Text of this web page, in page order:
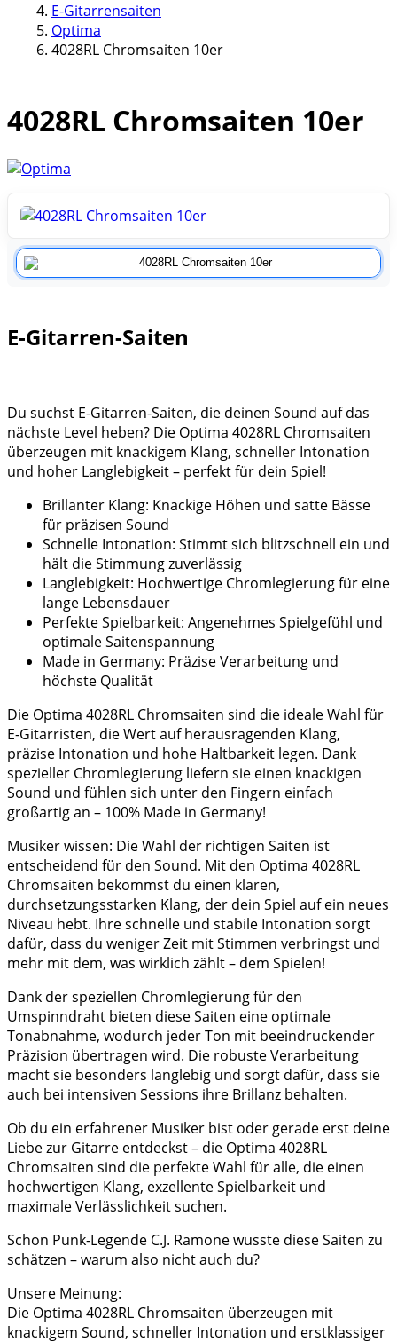
E-Gitarrensaiten
Optima
4028RL Chromsaiten 10er
4028RL Chromsaiten 10er
E-Gitarren-Saiten
Du suchst E-Gitarren-Saiten, die deinen Sound auf das
nächste Level heben? Die Optima 4028RL Chromsaiten
überzeugen mit knackigem Klang, schneller Intonation
und hoher Langlebigkeit – perfekt für dein Spiel!
Brillanter Klang: Knackige Höhen und satte Bässe
für präzisen Sound
Schnelle Intonation: Stimmt sich blitzschnell ein und
hält die Stimmung zuverlässig
Langlebigkeit: Hochwertige Chromlegierung für eine
lange Lebensdauer
Perfekte Spielbarkeit: Angenehmes Spielgefühl und
optimale Saitenspannung
Made in Germany: Präzise Verarbeitung und
höchste Qualität
Die Optima 4028RL Chromsaiten sind die ideale Wahl für
E-Gitarristen, die Wert auf herausragenden Klang,
präzise Intonation und hohe Haltbarkeit legen. Dank
spezieller Chromlegierung liefern sie einen knackigen
Sound und fühlen sich unter den Fingern einfach
großartig an – 100% Made in Germany!
Musiker wissen: Die Wahl der richtigen Saiten ist
entscheidend für den Sound. Mit den Optima 4028RL
Chromsaiten bekommst du einen klaren,
durchsetzungsstarken Klang, der dein Spiel auf ein neues
Niveau hebt. Ihre schnelle und stabile Intonation sorgt
dafür, dass du weniger Zeit mit Stimmen verbringst und
mehr mit dem, was wirklich zählt – dem Spielen!
Dank der speziellen Chromlegierung für den
Umspinndraht bieten diese Saiten eine optimale
Tonabnahme, wodurch jeder Ton mit beeindruckender
Präzision übertragen wird. Die robuste Verarbeitung
macht sie besonders langlebig und sorgt dafür, dass sie
auch bei intensiven Sessions ihre Brillanz behalten.
Ob du ein erfahrener Musiker bist oder gerade erst deine
Liebe zur Gitarre entdeckst – die Optima 4028RL
Chromsaiten sind die perfekte Wahl für alle, die einen
hochwertigen Klang, exzellente Spielbarkeit und
maximale Verlässlichkeit suchen.
Schon Punk-Legende C.J. Ramone wusste diese Saiten zu
schätzen – warum also nicht auch du?
Unsere Meinung:
Die Optima 4028RL Chromsaiten überzeugen mit
knackigem Sound, schneller Intonation und erstklassiger